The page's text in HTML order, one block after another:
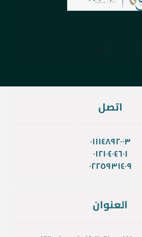
اتصل
٠١١١٤٨٩٢٠٠٣
٠١٢١٠٤٠٤٦٠١
٠٢٢٥٩٣١٤٠٩
العنوان